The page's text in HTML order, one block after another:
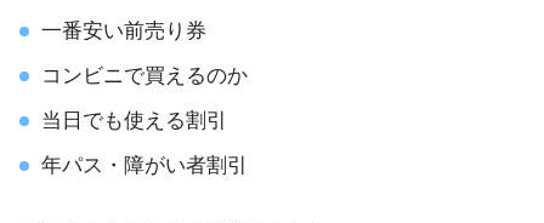
一番安い前売り券
コンビニで買えるのか
当日でも使える割引
年パス・障がい者割引